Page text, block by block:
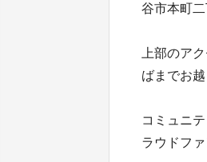
谷市本町
上部のア
ばまでお越
コミュニ
ラウドフ